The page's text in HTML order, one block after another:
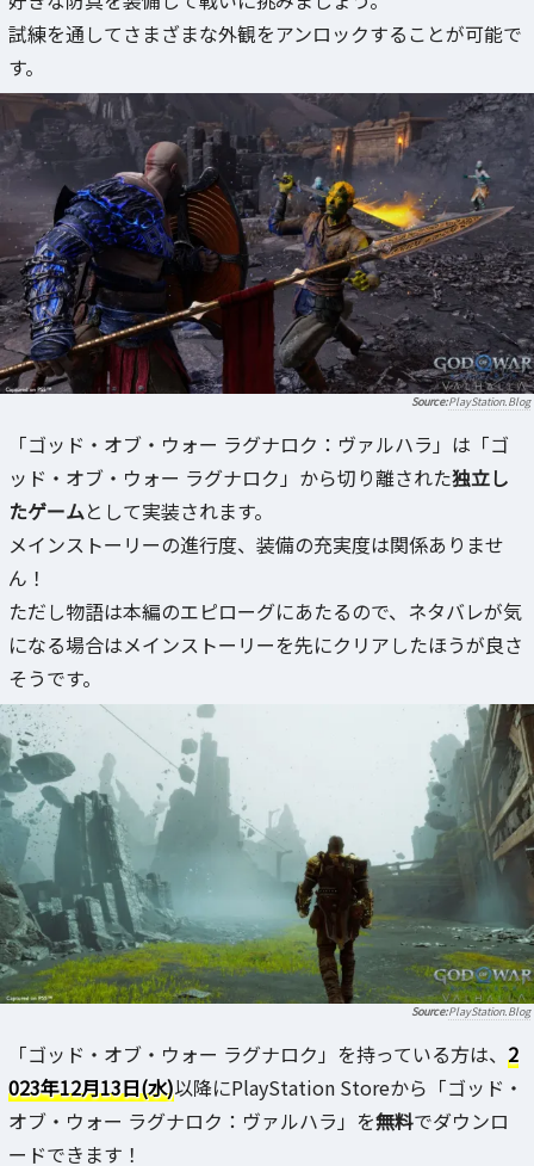
試練を通してさまざまな外観をアンロックすることが可能で
す。
PlayStation.Blog
「ゴッド・オブ・ウォー ラグナロク：ヴァルハラ」は「ゴ
ッド・オブ・ウォー ラグナロク」から切り離された独立し
たゲームとして実装されます。
メインストーリーの進行度、装備の充実度は関係ありませ
ん！
ただし物語は本編のエピローグにあたるので、ネタバレが気
になる場合はメインストーリーを先にクリアしたほうが良さ
そうです。
PlayStation.Blog
「ゴッド・オブ・ウォー ラグナロク」を持っている方は、 2
023年12月13日(水)以降にPlayStation Storeから「ゴッド・
オブ・ウォー ラグナロク：ヴァルハラ」を無料でダウンロ
ードできます！